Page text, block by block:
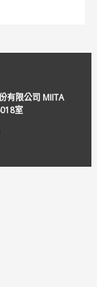
有限公司 MIITA
室